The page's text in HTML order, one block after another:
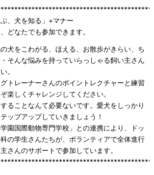
、犬を知る」+マナー
どなたでも参加できます。
犬をこわがる、ほえる、お散歩がきらい、ち
そんな悩みを持っていらっしゃる飼い主さん
。
トレーナーさんのポイントレクチャーと練習
楽しくチャレンジしてください。
ることなんて必要ないです。愛犬をしっかり
ップアップしていきましょう！
園国際動物専門学校」との連携により、ドッ
の学生さんたちが、ボランティアで全体進行
さんのサポートで参加しています。